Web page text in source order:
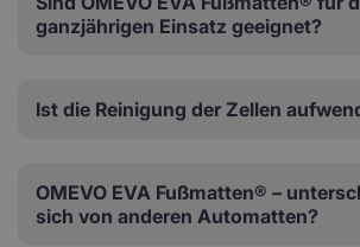
ganzjährigen Einsatz geeignet?
Ist die Reinigung der Zellen
OMEVO EVA Fußmatten® –
sich von anderen Automatten?